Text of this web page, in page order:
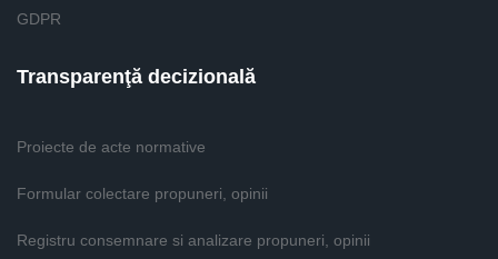
GDPR
Transparenţă decizională
Proiecte de acte normative
Formular colectare propuneri, opinii
Registru consemnare si analizare propuneri, opinii